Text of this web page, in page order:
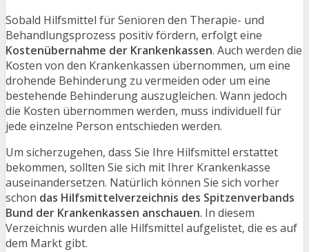
Sobald Hilfsmittel für Senioren den Therapie- und
Behandlungsprozess positiv fördern, erfolgt eine
Kostenübernahme der Krankenkassen. Auch werden die
Kosten von den Krankenkassen übernommen, um eine
drohende Behinderung zu vermeiden oder um eine
bestehende Behinderung auszugleichen. Wann jedoch
die Kosten übernommen werden, muss individuell für
jede einzelne Person entschieden werden.
Um sicherzugehen, dass Sie Ihre Hilfsmittel erstattet
bekommen, sollten Sie sich mit Ihrer Krankenkasse
auseinandersetzen. Natürlich können Sie sich vorher
schon das Hilfsmittelverzeichnis des Spitzenverbands
Bund der Krankenkassen anschauen. In diesem
Verzeichnis wurden alle Hilfsmittel aufgelistet, die es auf
dem Markt gibt.